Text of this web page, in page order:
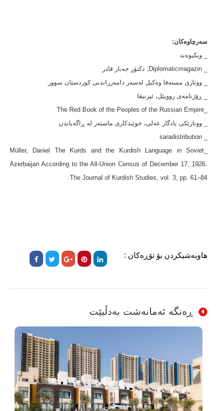
سەرچاوەکان:
_ ویکیوەند
_ ووتاری مستەفا وەکیل لەسەر دامەزراندنی کوردستان سوور
_ ڕۆژنامەی رووپێل، ئیزنیڤا
_ ووتارێکی یادگار عەلی، خوێندکاری ماستەر لە ڕاگەیاندن
_Müller, Daniel The Kurds and the Kurdish Language in Soviet
Azerbaijan According to the All-Union Census of December 17, 1926.
The Journal of Kurdish Studies, vol. 3, pp. 61–84.
هاوبەشیکردن بۆ تۆڕەکان :
ڕەنگە ئەمانەشت بەدڵبێت